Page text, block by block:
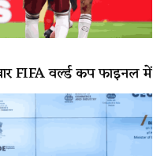
FIFA वर्ल्ड कप फाइनल में